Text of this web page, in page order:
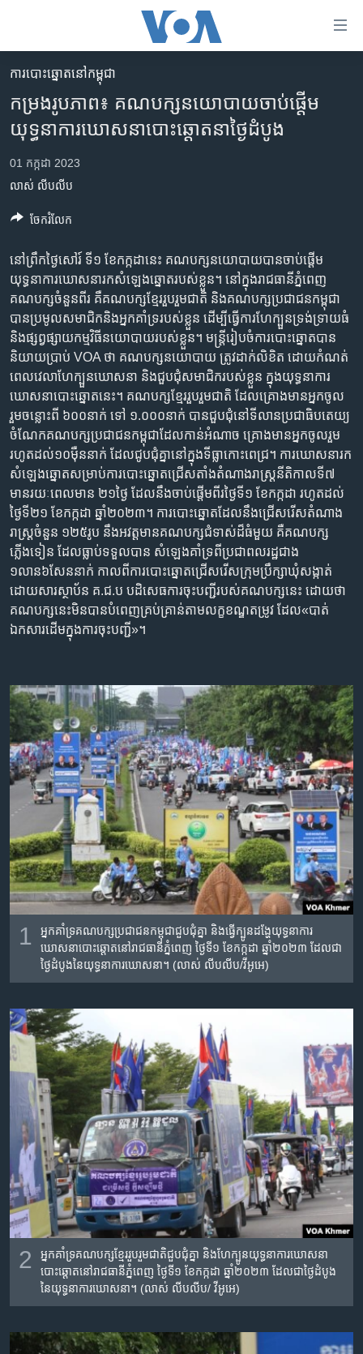
រំលង​
និង​
ទៅ​​
ទំព័រ​
ព័ត៌មាន​​
រំលង​
និង​
ចូល​
ទៅ​
ទំព័រ​
រចនា
សម្ព័ន្ធ​
រំលង​
និង​
ចូល​
ទៅ​
កាន់​
ទំព័រ​
ស្វែង​
រក
អន្តរជាតិ
អាមេរិក
ព្រឹត្តិការណ៍ព័ត៌មាន
ទូរទស្សន៍ / វីដេអូ​
វិទ្យុ / ផតខាសថ៍
កម្មវិធីទាំងអស់
Khmer English
បណ្តាញ​សង្គម
ភាសា
​ការ​បោះឆ្នោត​​នៅ​កម្ពុជា
កម្រងរូបភាព៖ គណបក្ស​នយោបាយ​ចាប់​ផ្តើម​
យុទ្ធនាការឃោសនាបោះឆ្តោតនាថ្ងៃដំបូង
01 កក្កដា 2023
លាស់ លីបលីប
នៅព្រឹកថ្ងៃសៅរ៍ ទី១ ខែកក្កដានេះ គណបក្សនយោបាយបានចាប់ផ្តើម
យុទ្ធនាការ​ឃោសនា​រកសំឡេង​ឆ្នោត​របស់​ខ្លួន។ នៅក្នុងរាជធានីភ្នំពេញ
គណបក្សចំនួន​ពីរ គឺ​​គណបក្សខ្មែរ​រួប​រួម​ជាតិ​ និងគណបក្សប្រជាជនកម្ពុជា
បាន​ប្រមូលសមាជិកនិង​អ្នកគាំទ្ររបស់​ខ្លួន ដើម្បី​ធ្វើការ​ហែក្បួនទ្រង់ទ្រាយធំ
និង​ផ្សព្វ​ផ្សាយ​កម្ម​វិធី​នយោ​បាយ​របស់​ខ្លួន។ មន្ត្រី​រៀបចំការបោះឆ្នោតបាន
និយាយ​ប្រាប់ VOA ថា គណបក្សនយោបាយ ត្រូវដាក់​លិខិត ដោយ​កំណត់​
ពេល​វេលា​ហែ​ក្បួន​ឃោសនា និង​ជួប​ជុំសមា​ជិក​របស់​ខ្លួន​ ក្នុង​យុទ្ធនាការ​
ឃោសនា​បោះ​ឆ្នោត​នេះ។ គណបក្សខ្មែរ​រួប​រួម​ជាតិ​ ដែលគ្រោងមាន​​អ្នក​ចូល​
រួម​ចន្លោះ​ពី ៦០០​នាក់​ ទៅ​ ១.០០០​នាក់ បានជួបជុំ​នៅ​ទីលាន​ប្រជា​ធិប​តេយ្យ​
ចំណែក​គណបក្ស​ប្រជាជនកម្ពុជាដែល​កាន់​អំណាច គ្រោងមាន​​អ្នក​ចូល​រួម​
រហូតដល់១០ម៉ឺននាក់ ដែល​ជូបជុំគ្នានៅ​ក្នុង​ទីធ្លា​កោះ​ពេជ្រ។ ការឃោសនារក
សំឡេងឆ្នោតសម្រាប់ការបោះឆ្នោតជ្រើសតាំងតំណាងរាស្ត្រនីតិកាលទី៧
មានរយៈពេលមាន ២១ថ្ងៃ ដែលនឹងចាប់ផ្តើមពីរថ្ងៃទី១ ខែកក្កដា រហូតដល់
ថ្ងៃទី២១ ខែកក្កដា ឆ្នាំ២០២៣។ ការបោះឆ្នោត​ដែល​នឹង​ជ្រើសរើស​តំណាង
រាស្រ្ត​ចំនួន ១២៥រូប នឹង​អវត្តមាន​គណបក្ស​ជំទាស់​ដ៏​ធំ​មួយ គឺ​គណបក្ស
ភ្លើងទៀន ដែល​ធ្លាប់​ទទួល​បាន សំឡេង​គាំទ្រ​ពី​ប្រជាពលរដ្ឋ​ជាង
១លាន៦សែននាក់ កាល​ពី​ការ​បោះឆ្នោត​ជ្រើសរើស​ក្រុម​ប្រឹក្សា​ឃុំសង្កាត់
ដោយសារ​ស្ថាប័ន គ.ជ.ប បដិសេធ​ការ​ចុះបញ្ជី​របស់​គណបក្ស​នេះ ដោយ​ថា​
គណបក្សនេះ​មិន​បាន​បំពេញ​គ្រប់គ្រាន់​តាមលក្ខខណ្ឌ​តម្រូវ ដែល«បាត់
ឯកសារដើមក្នុងការចុះបញ្ជី»។
1
អ្នកគាំទ្រគណបក្សប្រជាជនកម្ពុជា​ជួបជុំ​គ្នា និងធ្វើក្បូនដង្ហែ​យុទ្ធនាការ
ឃោសនាបោះឆ្តោតនៅរាជធានី​ភ្នំពេញ ថ្ងៃទី១ ខែកក្កដា ឆ្នាំ២០២៣ ដែលជា
ថ្ងៃ​ដំបូង​នៃ​យុទ្ធនាការ​ឃោសនា។ (លាស់ លីបលីប/វីអូអេ)
2
អ្នកគាំទ្រគណបក្ស​ខ្មែរ​រួប​រួម​ជាតិ​ជួបជុំ​គ្នា និងហែក្បូន​យុទ្ធនាការឃោសនា
បោះឆ្តោតនៅរាជធានី​ភ្នំពេញ ថ្ងៃទី១ ខែកក្កដា ឆ្នាំ២០២៣ ដែលជាថ្ងៃ​ដំបូង​
នៃ​យុទ្ធនាការ​ឃោសនា។ (លាស់ លីបលីប/ វីអូអេ)
ចែករំលែក